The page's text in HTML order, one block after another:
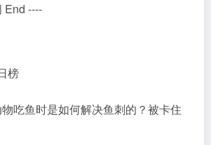
End ----
榜
吃鱼时是如何解决鱼刺的？被卡住